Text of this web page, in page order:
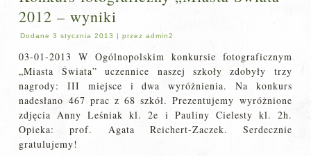
2012 – wyniki
Dodane 3 stycznia 2013 |przez admin2
03-01-2013 W Ogólnopolskim konkursie fotograficznym
„Miasta Świata” uczennice naszej szkoły zdobyły trzy
nagrody: III miejsce i dwa wyróżnienia. Na konkurs
nadesłano 467 prac z 68 szkół. Prezentujemy wyróżnione
zdjęcia Anny Leśniak kl. 2e i Pauliny Cielesty kl. 2h.
Opieka: prof. Agata Reichert-Zaczek. Serdecznie
gratulujemy!